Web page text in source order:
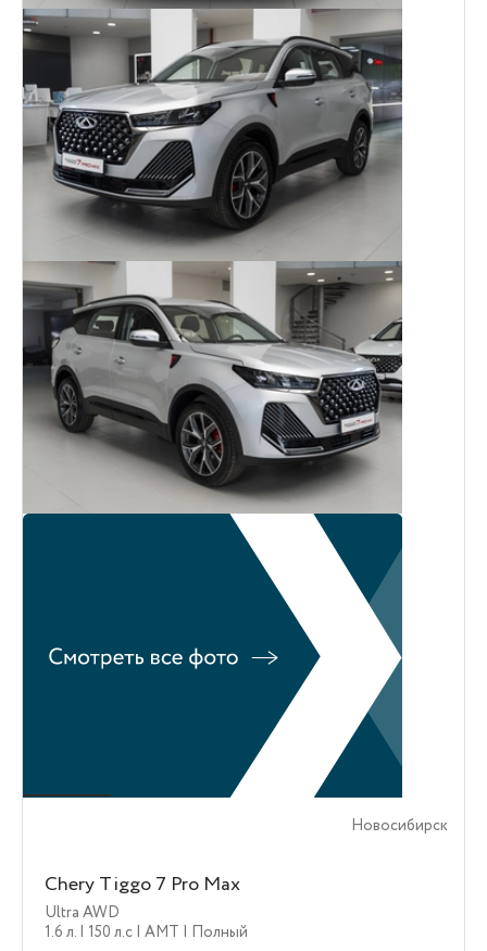
Новосибирск
Chery Tiggo 7 Pro Max
Ultra AWD
1.6 л. | 150 л.c | AMT | Полный